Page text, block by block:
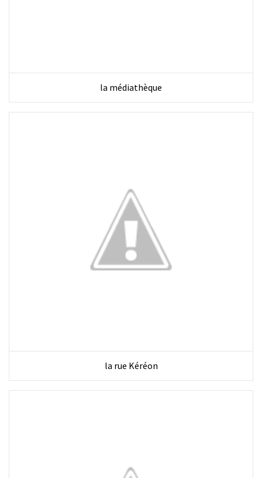
la médiathèque
la rue Kéréon